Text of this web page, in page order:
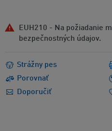
EUH210 - Na požiadanie
bezpečnostných údajov.
Strážny pes
Porovnať
Doporučiť